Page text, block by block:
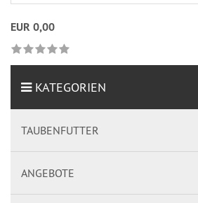
EUR 0,00
KATEGORIEN
TAUBENFUTTER
ANGEBOTE